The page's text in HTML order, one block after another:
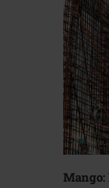
Mango: